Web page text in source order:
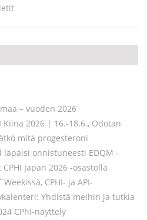
– vuoden 2026
Kiina 2026 | 16.-18.6., Odotan
mitä progesteroni
läpäisi onnistuneesti EDQM -
Japan 2026 -osastolla
CPHI- ja API-
Yhdistä meihin ja tutkia
CPhI-näyttely